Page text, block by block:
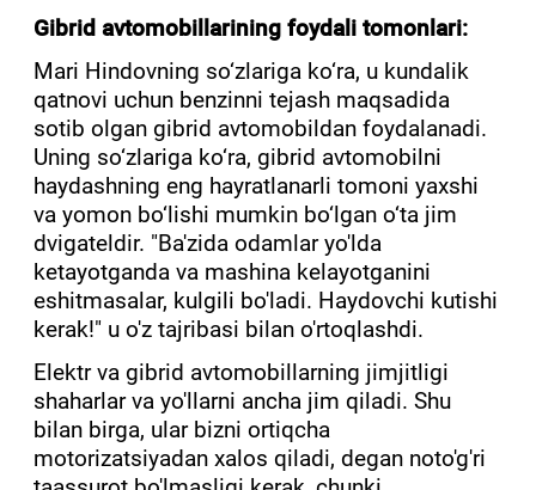
Gibrid avtomobillarining foydali tomonlari:
Mari Hindovning so‘zlariga ko‘ra, u kundalik
qatnovi uchun benzinni tejash maqsadida
sotib olgan gibrid avtomobildan foydalanadi.
Uning so‘zlariga ko‘ra, gibrid avtomobilni
haydashning eng hayratlanarli tomoni yaxshi
va yomon bo‘lishi mumkin bo‘lgan o‘ta jim
dvigateldir. "Ba'zida odamlar yo'lda
ketayotganda va mashina kelayotganini
eshitmasalar, kulgili bo'ladi. Haydovchi kutishi
kerak!" u o'z tajribasi bilan o'rtoqlashdi.
Elektr va gibrid avtomobillarning jimjitligi
shaharlar va yo'llarni ancha jim qiladi. Shu
bilan birga, ular bizni ortiqcha
motorizatsiyadan xalos qiladi, degan noto'g'ri